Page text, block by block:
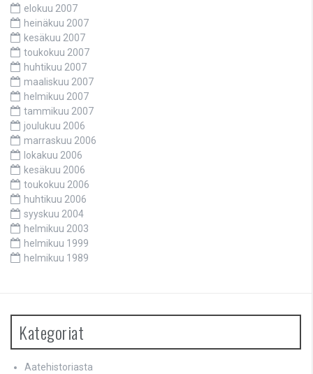
elokuu 2007
heinäkuu 2007
kesäkuu 2007
toukokuu 2007
huhtikuu 2007
maaliskuu 2007
helmikuu 2007
tammikuu 2007
joulukuu 2006
marraskuu 2006
lokakuu 2006
kesäkuu 2006
toukokuu 2006
huhtikuu 2006
syyskuu 2004
helmikuu 2003
helmikuu 1999
helmikuu 1989
Kategoriat
Aatehistoriasta